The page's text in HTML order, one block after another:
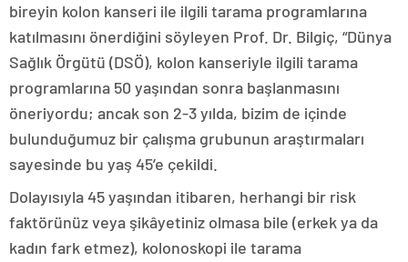
bireyin kolon kanseri ile ilgili tarama programlarına
katılmasını önerdiğini söyleyen Prof. Dr. Bilgiç, “Dünya
Sağlık Örgütü (DSÖ), kolon kanseriyle ilgili tarama
programlarına 50 yaşından sonra başlanmasını
öneriyordu; ancak son 2-3 yılda, bizim de içinde
bulunduğumuz bir çalışma grubunun araştırmaları
sayesinde bu yaş 45’e çekildi.
Dolayısıyla 45 yaşından itibaren, herhangi bir risk
faktörünüz veya şikâyetiniz olmasa bile (erkek ya da
kadın fark etmez), kolonoskopi ile tarama